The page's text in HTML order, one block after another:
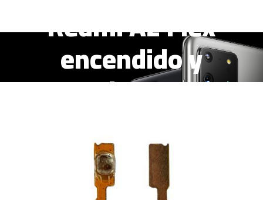
Redmi A2 Flex
encendido y
volumen